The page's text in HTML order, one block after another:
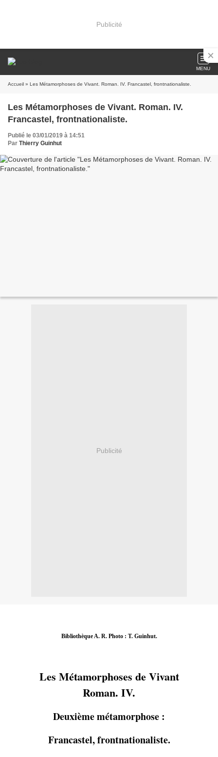
Publicité
MENU
Accueil » Les Métamorphoses de Vivant. Roman. IV. Francastel, frontnationaliste.
Les Métamorphoses de Vivant. Roman. IV.
Francastel, frontnationaliste.
Publié le 03/01/2019 à 14:51
Par Thierry Guinhut
Publicité
Bibliothèque A. R. Photo : T. Guinhut.
Les Métamorphoses de Vivant
Roman. IV.
Deuxième métamorphose :
Francastel, frontnationaliste.